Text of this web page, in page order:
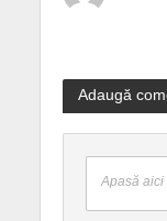
Adaugă
Apasă aici